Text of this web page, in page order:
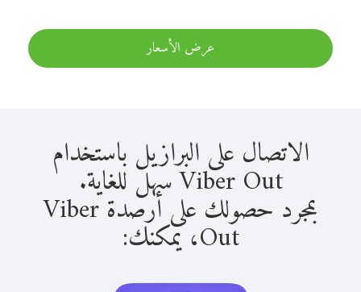
عرض الأسعار
الاتصال على البرازيل باستخدام
Viber Out سهل للغاية.
بمجرد حصولك على أرصدة Viber
Out، يمكنك: